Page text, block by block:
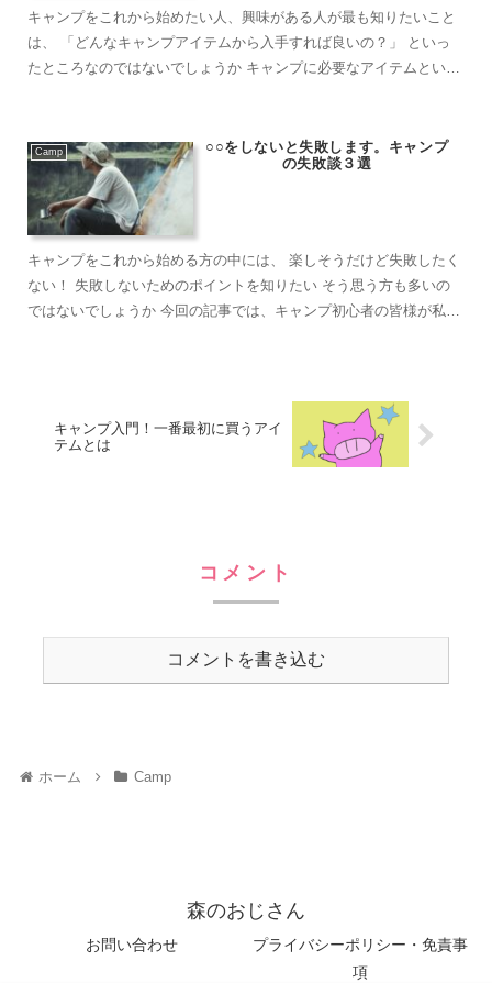
キャンプをこれから始めたい人、興味がある人が最も知りたいこと
は、 「どんなキャンプアイテムから入手すれば良いの？」 といっ
たところなのではないでしょうか キャンプに必要なアイテムといえ
身もキャンプを始めるにあたり、何から買えば良いのか本当に悩み
ました
Camp
○○をしないと失敗します。キャンプ
の失敗談３選
キャンプをこれから始める方の中には、 楽しそうだけど失敗したく
ない！ 失敗しないためのポイントを知りたい そう思う方も多いの
ではないでしょうか 今回の記事では、キャンプ初心者の皆様が私が
キャンプ入門！一番最初に買うアイ
テムとは
コメント
コメントを書き込む
ホーム Camp
森のおじさん
お問い合わせ
プライバシーポリシー・免責事
項